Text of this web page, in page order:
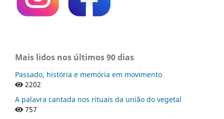
Mais lidos nos últimos 90 dias
Passado, história e memória em movimento
2202
A palavra cantada nos rituais da união do vegetal
757